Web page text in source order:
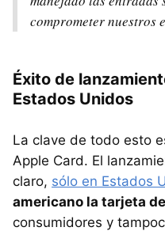
comprometer nuestros
Éxito de
Estados Unidos
La clave de todo esto
Apple Card. El
claro, sólo en Estados
americano la tarjeta
consumidores y